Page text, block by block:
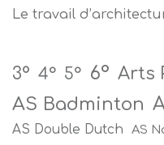
Le travail
3° 4° 5° 6° Arts
AS Badminton
AS Double Dutch AS